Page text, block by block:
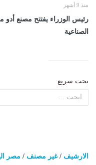
منذ 9 أشهر
رئيس الوزراء يفتتح مصنع أدو
الصناعية
بحث سريع:
الارشيف /غير مصنف / مصر